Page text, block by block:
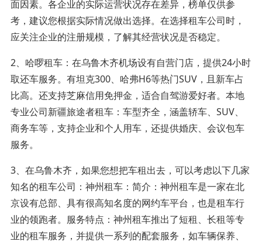
面因素。各企业的实际运营状况存在差异，榜单仅供参
考，建议您根据实际情况做出选择。在选择租车公司时，
应关注企业的注册规模，了解其经营状况是否稳定。
2、哈啰租车：在乌鲁木齐机场设有自营门店，提供24小时
取还车服务。有坦克300、哈弗H6等热门SUV，且新车占
比高。还支持芝麻信用免押金，适合自驾游爱好者。本地
专业公司新疆旅途者租车：车型齐全，涵盖轿车、SUV、
商务车等，支持企业和个人用车，还提供婚庆、会议包车
服务。
3、在乌鲁木齐，如果您想把车租出去，可以考虑以下几家
知名的租车公司：神州租车：简介：神州租车是一家在北
京设有总部、具有很高知名度的网约车平台，也是租车行
业的领跑者。服务特点：神州租车推出了短租、长租等专
业的租车服务，并提供一系列的配套服务，如车辆保养、